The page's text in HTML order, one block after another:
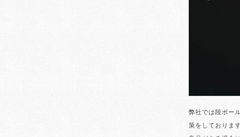
弊社では段ボー
策をしておりま